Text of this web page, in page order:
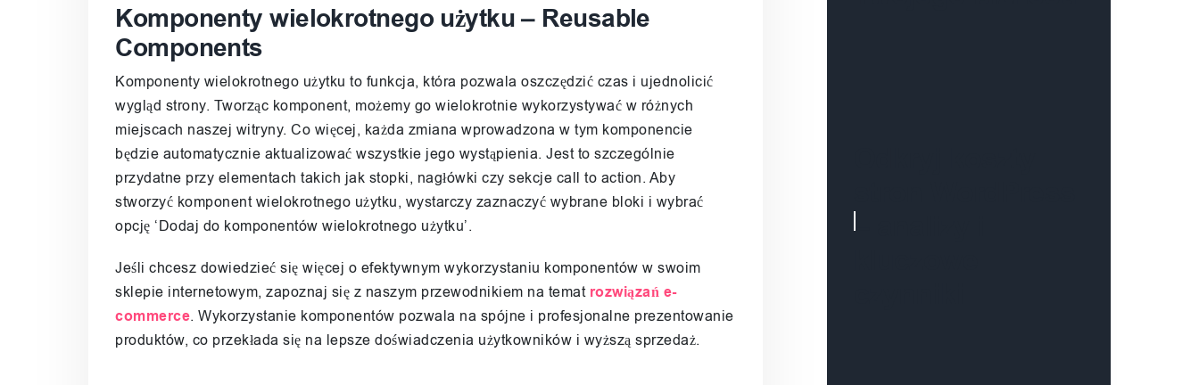
Komponenty wielokrotnego użytku – Reusable
Components
Komponenty wielokrotnego użytku to funkcja, która pozwala oszczędzić czas i ujednolicić
wygląd strony. Tworząc komponent, możemy go wielokrotnie wykorzystywać w różnych
miejscach naszej witryny. Co więcej, każda zmiana wprowadzona w tym komponencie
będzie automatycznie aktualizować wszystkie jego wystąpienia. Jest to szczególnie
przydatne przy elementach takich jak stopki, nagłówki czy sekcje call to action. Aby
stworzyć komponent wielokrotnego użytku, wystarczy zaznaczyć wybrane bloki i wybrać
opcję ‘Dodaj do komponentów wielokrotnego użytku’.
Jeśli chcesz dowiedzieć się więcej o efektywnym wykorzystaniu komponentów w swoim
sklepie internetowym, zapoznaj się z naszym przewodnikiem na temat rozwiązań e-
commerce. Wykorzystanie komponentów pozwala na spójne i profesjonalne prezentowanie
produktów, co przekłada się na lepsze doświadczenia użytkowników i wyższą sprzedaż.
– analizy i